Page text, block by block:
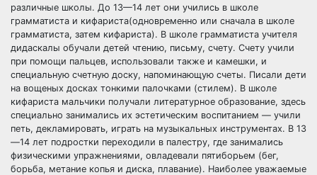
различные школы. До 13—14 лет они учились в школе
грамматиста и кифариста(одновременно или сначала в школе
грамматиста, затем кифариста). В школе грамматиста учителя
дидаскалы обучали детей чтению, письму, счету. Счету учили
при помощи пальцев, использовали также и камешки, и
специальную счетную доску, напоминающую счеты. Писали дети
на вощеных досках тонкими палочками (стилем). В школе
кифариста мальчики получали литературное образование, здесь
специально занимались их эстетическим воспитанием — учили
петь, декламировать, играть на музыкальных инструментах. В 13
—14 лет подростки переходили в палестру, где занимались
физическими упражнениями, овладевали пятиборьем (бег,
борьба, метание копья и диска, плавание). Наиболее уважаемые